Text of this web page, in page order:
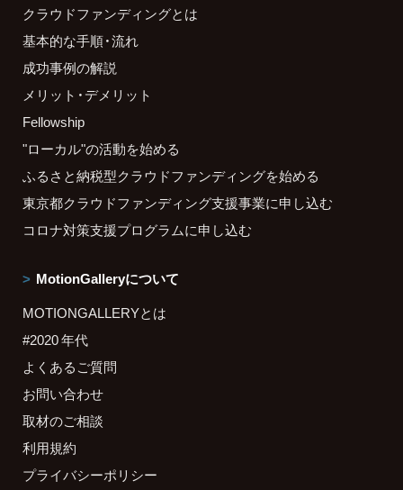
クラウドファンディングとは
基本的な手順・流れ
成功事例の解説
メリット・デメリット
Fellowship
"ローカル"の活動を始める
ふるさと納税型クラウドファンディングを始める
東京都クラウドファンディング支援事業に申し込む
コロナ対策支援プログラムに申し込む
MotionGalleryについて
MOTIONGALLERYとは
#2020 年代
よくあるご質問
お問い合わせ
取材のご相談
利用規約
プライバシーポリシー